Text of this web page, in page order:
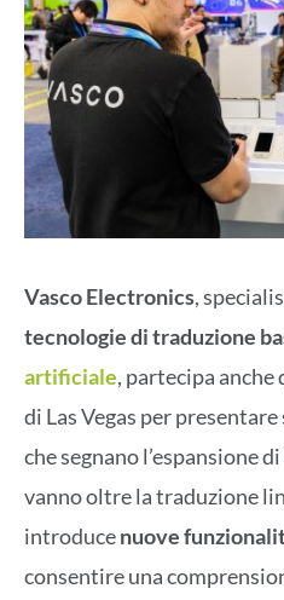
Vasco Electronics,
tecnologie di traduzione
artificiale, partecipa anche
di Las Vegas per
che segnano l’espansione
vanno oltre la traduzione
introducenuove
consentire una